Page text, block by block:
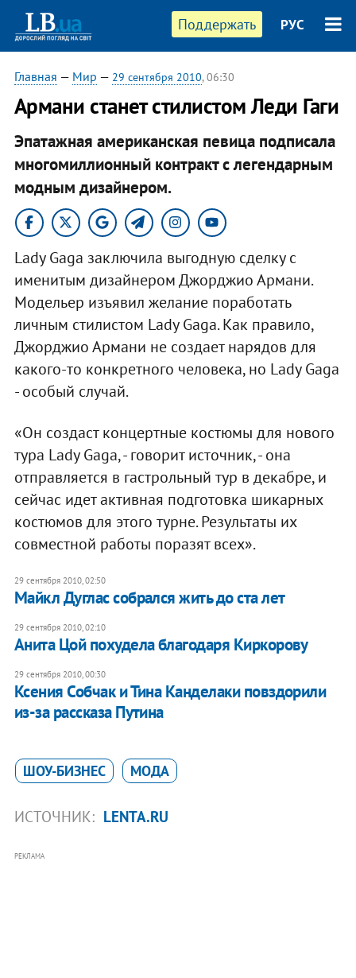
Поддержать РУС
Главная — Мир — 29 сентября 2010, 06:30
Армани станет стилистом Леди Гаги
Эпатажная американская певица подписала
многомиллионный контракт с легендарным
модным дизайнером.
Lady Gaga заключила выгодную сделку с
именитым дизайнером Джорджио Армани.
Модельер изъявил желание поработать
личным стилистом Lady Gaga. Как правило,
Джорджио Армани не создает нарядов для
какого-то конкретного человека, но Lady Gaga
- особый случай.
«Он создаст концертные костюмы для нового
тура Lady Gaga, - говорит источник, - она
отправляется в гастрольный тур в декабре, и
сейчас идет активная подготовка шикарных
костюмов для этого турне. Результаты их
совместной работы поразят всех».
29 сентября 2010, 02:50
Майкл Дуглас собрался жить до ста лет
29 сентября 2010, 02:10
Анита Цой похудела благодаря Киркорову
29 сентября 2010, 00:30
Ксения Собчак и Тина Канделаки повздорили
из-за рассказа Путина
ШОУ-БИЗНЕС МОДА
ИСТОЧНИК: LENTA.RU
РЕКЛАМА